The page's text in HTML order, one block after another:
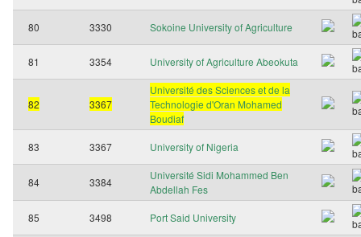
80 3330 Sokoine University of Agriculture
81 3354 University of Agriculture Abeokuta
82 3367
Université des Sciences et de la
Technologie d'Oran Mohamed
Boudiaf
83 3367 University of Nigeria
84 3384
Université Sidi Mohammed Ben
Abdellah Fes
85 3498 Port Said University